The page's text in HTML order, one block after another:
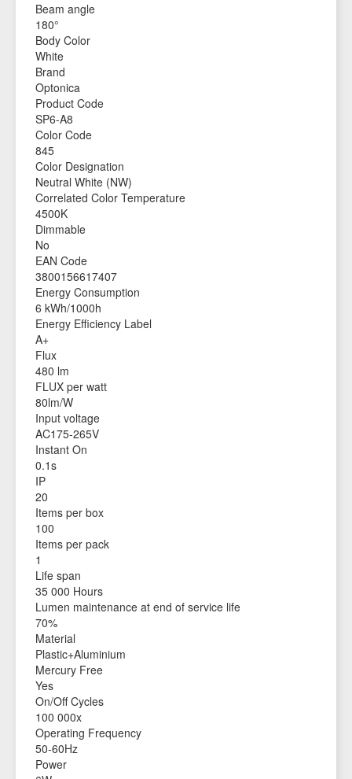
Beam angle
180°
Body Color
White
Brand
Optonica
Product Code
SP6-A8
Color Code
845
Color Designation
Neutral White (NW)
Correlated Color Temperature
4500K
Dimmable
No
EAN Code
3800156617407
Energy Consumption
6 kWh/1000h
Energy Efficiency Label
A+
Flux
480 lm
FLUX per watt
80lm/W
Input voltage
AC175-265V
Instant On
0.1s
IP
20
Items per box
100
Items per pack
1
Life span
35 000 Hours
Lumen maintenance at end of service life
70%
Material
Plastic+Aluminium
Mercury Free
Yes
On/Off Cycles
100 000x
Operating Frequency
50-60Hz
Power